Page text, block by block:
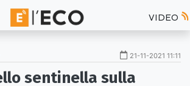
VIDEO
21-11-2021 11:11
sentinella sulla